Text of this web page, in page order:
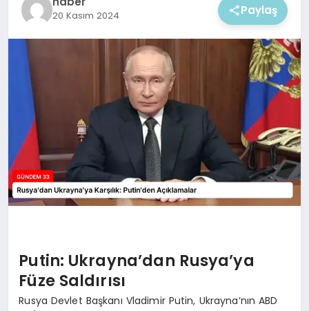
20 Kasım 2024 Paylaş
Putin: Ukrayna’dan Rusya’ya
Füze Saldırısı
Rusya Devlet Başkanı Vladimir Putin, Ukrayna’nın ABD